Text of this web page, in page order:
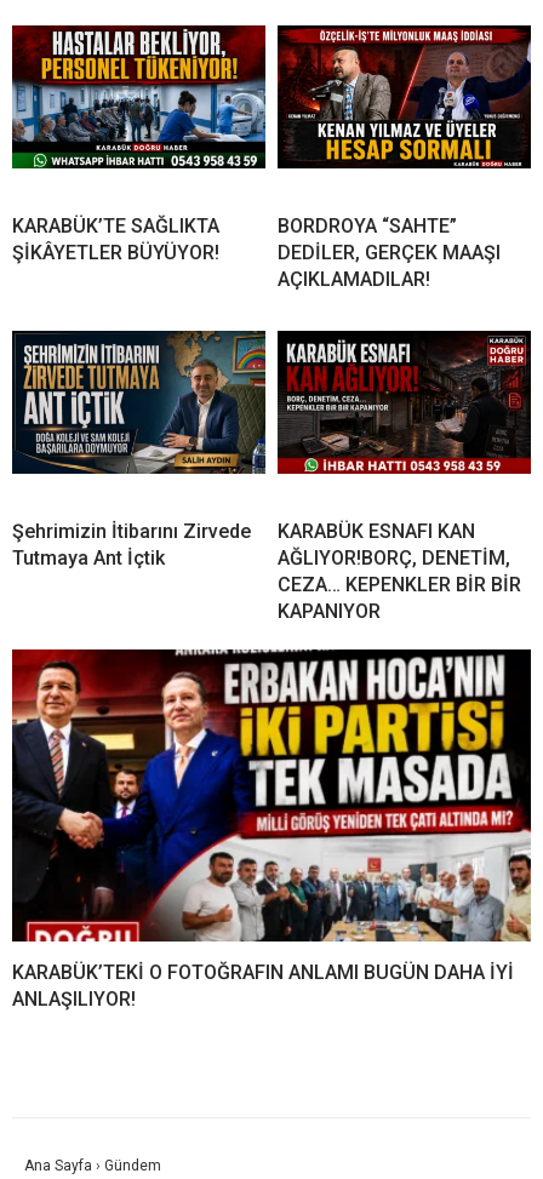
KARABÜK’TE SAĞLIKTA
ŞİKÂYETLER BÜYÜYOR!
BORDROYA “SAHTE”
DEDİLER, GERÇEK MAAŞI
AÇIKLAMADILAR!
Şehrimizin İtibarını Zirvede
Tutmaya Ant İçtik
KARABÜK ESNAFI KAN
AĞLIYOR!BORÇ, DENETİM,
CEZA… KEPENKLER BİR BİR
KAPANIYOR
KARABÜK’TEKİ O FOTOĞRAFIN ANLAMI BUGÜN DAHA İYİ
ANLAŞILIYOR!
Ana Sayfa › Gündem